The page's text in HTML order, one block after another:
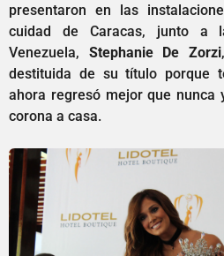
presentaron en las
cuidad de Caracas, junto a
Venezuela, Stephanie De Zorzi
destituida de su título porque
ahora regresó mejor que nunca
corona a casa.